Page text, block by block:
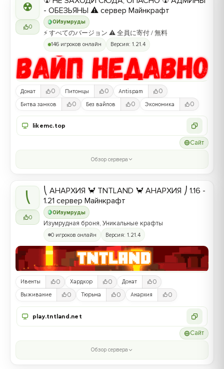
☢
0
0 Изумруды
- ОБЕЗЬЯНЫ ⚠ сервер Майнкрафт
⚡ すべてのバージョン ⚠ 全員に寄付 / 無料
146 игроков онлайн Версия: 1.21.4
Донат 0 Питомцы 0 Antispam 0
Битва замков 0 Без вайпов 0 Экономика 0
likemc.top
Сайт
Обзор сервера
⎝
0
0Изумруды
⎝ АНАРХИЯ 🦀 TNTLAND 🦀 АНАРХИЯ ⎠ 1.16 -
1.21 сервер Майнкрафт
Изумрудная броня, Уникальные крафты
0 игроков онлайн Версия: 1.21.4
Ивенты 0 Хардкор 0 Донат 0
Выживание 0 Тюрьма 0 Анархия 0
play.tntland.net
Сайт
Обзор сервера